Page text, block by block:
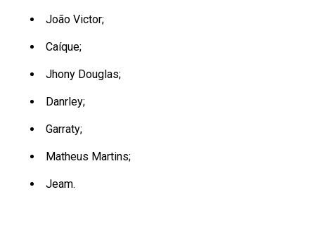
João Victor;
Caíque;
Jhony Douglas;
Danrley;
Garraty;
Matheus Martins;
Jeam.